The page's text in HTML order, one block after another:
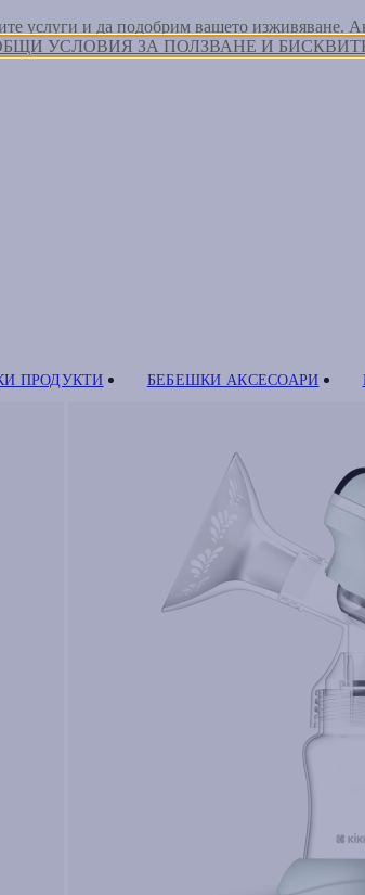
услуги и да подобрим вашето изживяване.
УСЛОВИЯ ЗА ПОЛЗВАНЕ И
ПРОДУКТИ БЕБЕШКИ АКСЕСОАРИ